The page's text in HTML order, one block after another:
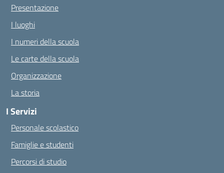
Presentazione
I luoghi
I numeri della scuola
Le carte della scuola
Organizzazione
La storia
I Servizi
Personale scolastico
Famiglie e studenti
Percorsi di studio